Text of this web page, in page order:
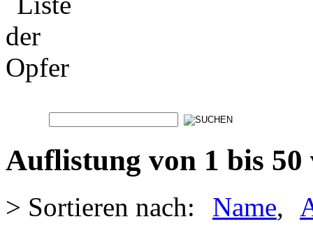
Auflistung von 1 bis 50
> Sortieren nach: Name,